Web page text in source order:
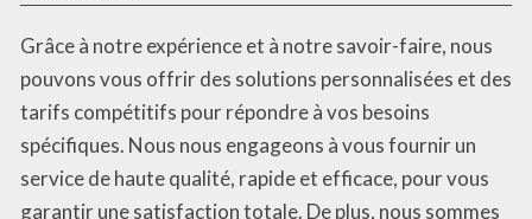
Grâce à notre expérience et à notre savoir-faire, nous
pouvons vous offrir des solutions personnalisées et des
tarifs compétitifs pour répondre à vos besoins
spécifiques. Nous nous engageons à vous fournir un
service de haute qualité, rapide et efficace, pour vous
garantir une satisfaction totale. De plus, nous sommes